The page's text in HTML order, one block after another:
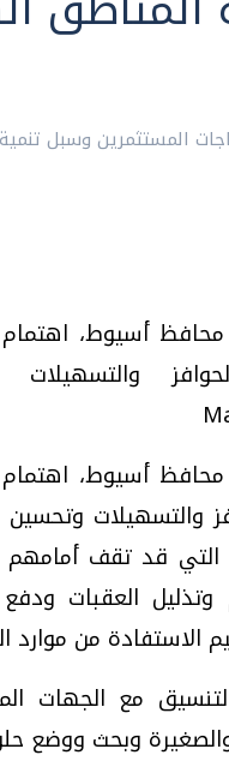
أسيوط، اهتمام
أسيوط، اهتمام
والتسهيلات
قد تقف أمامهم
العقبات
من موارد
مع الجهات
وبحث ووضع